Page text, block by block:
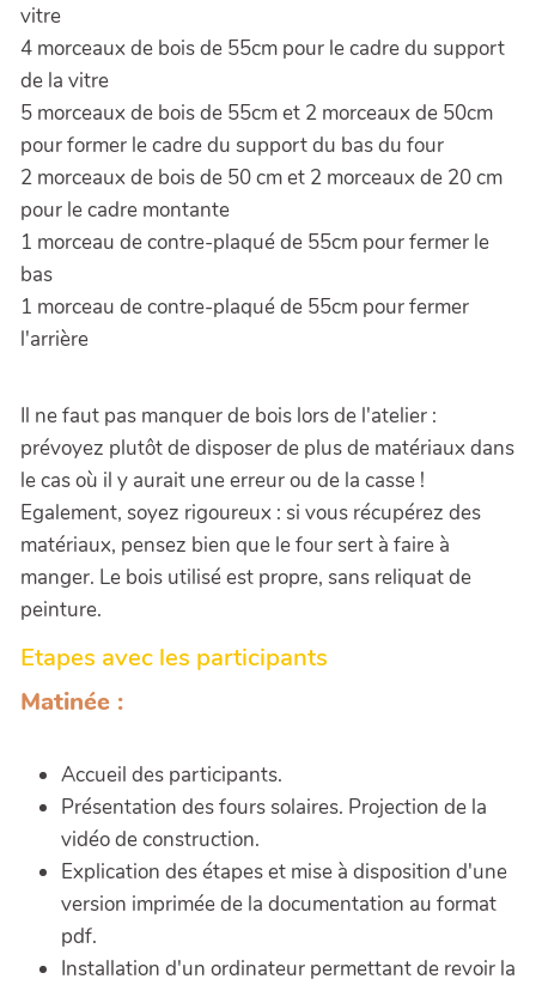
vitre
4 morceaux de bois de 55cm pour le cadre du support
de la vitre
5 morceaux de bois de 55cm et 2 morceaux de 50cm
pour former le cadre du support du bas du four
2 morceaux de bois de 50 cm et 2 morceaux de 20 cm
pour le cadre montante
1 morceau de contre-plaqué de 55cm pour fermer le
bas
1 morceau de contre-plaqué de 55cm pour fermer
l'arrière
Il ne faut pas manquer de bois lors de l'atelier :
prévoyez plutôt de disposer de plus de matériaux dans
le cas où il y aurait une erreur ou de la casse !
Egalement, soyez rigoureux : si vous récupérez des
matériaux, pensez bien que le four sert à faire à
manger. Le bois utilisé est propre, sans reliquat de
peinture.
Etapes avec les participants
Matinée :
Accueil des participants.
Présentation des fours solaires. Projection de la
vidéo de construction.
Explication des étapes et mise à disposition d'une
version imprimée de la documentation au format
pdf.
Installation d'un ordinateur permettant de revoir la